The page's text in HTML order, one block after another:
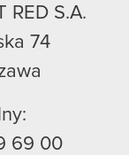
RED S.A.
74
69 00